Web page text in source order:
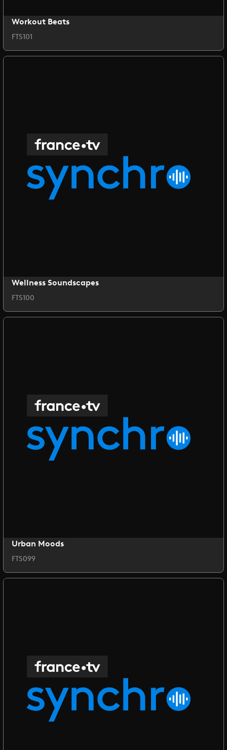
Workout Beats
FTS101
Wellness Soundscapes
FTS100
Urban Moods
FTS099